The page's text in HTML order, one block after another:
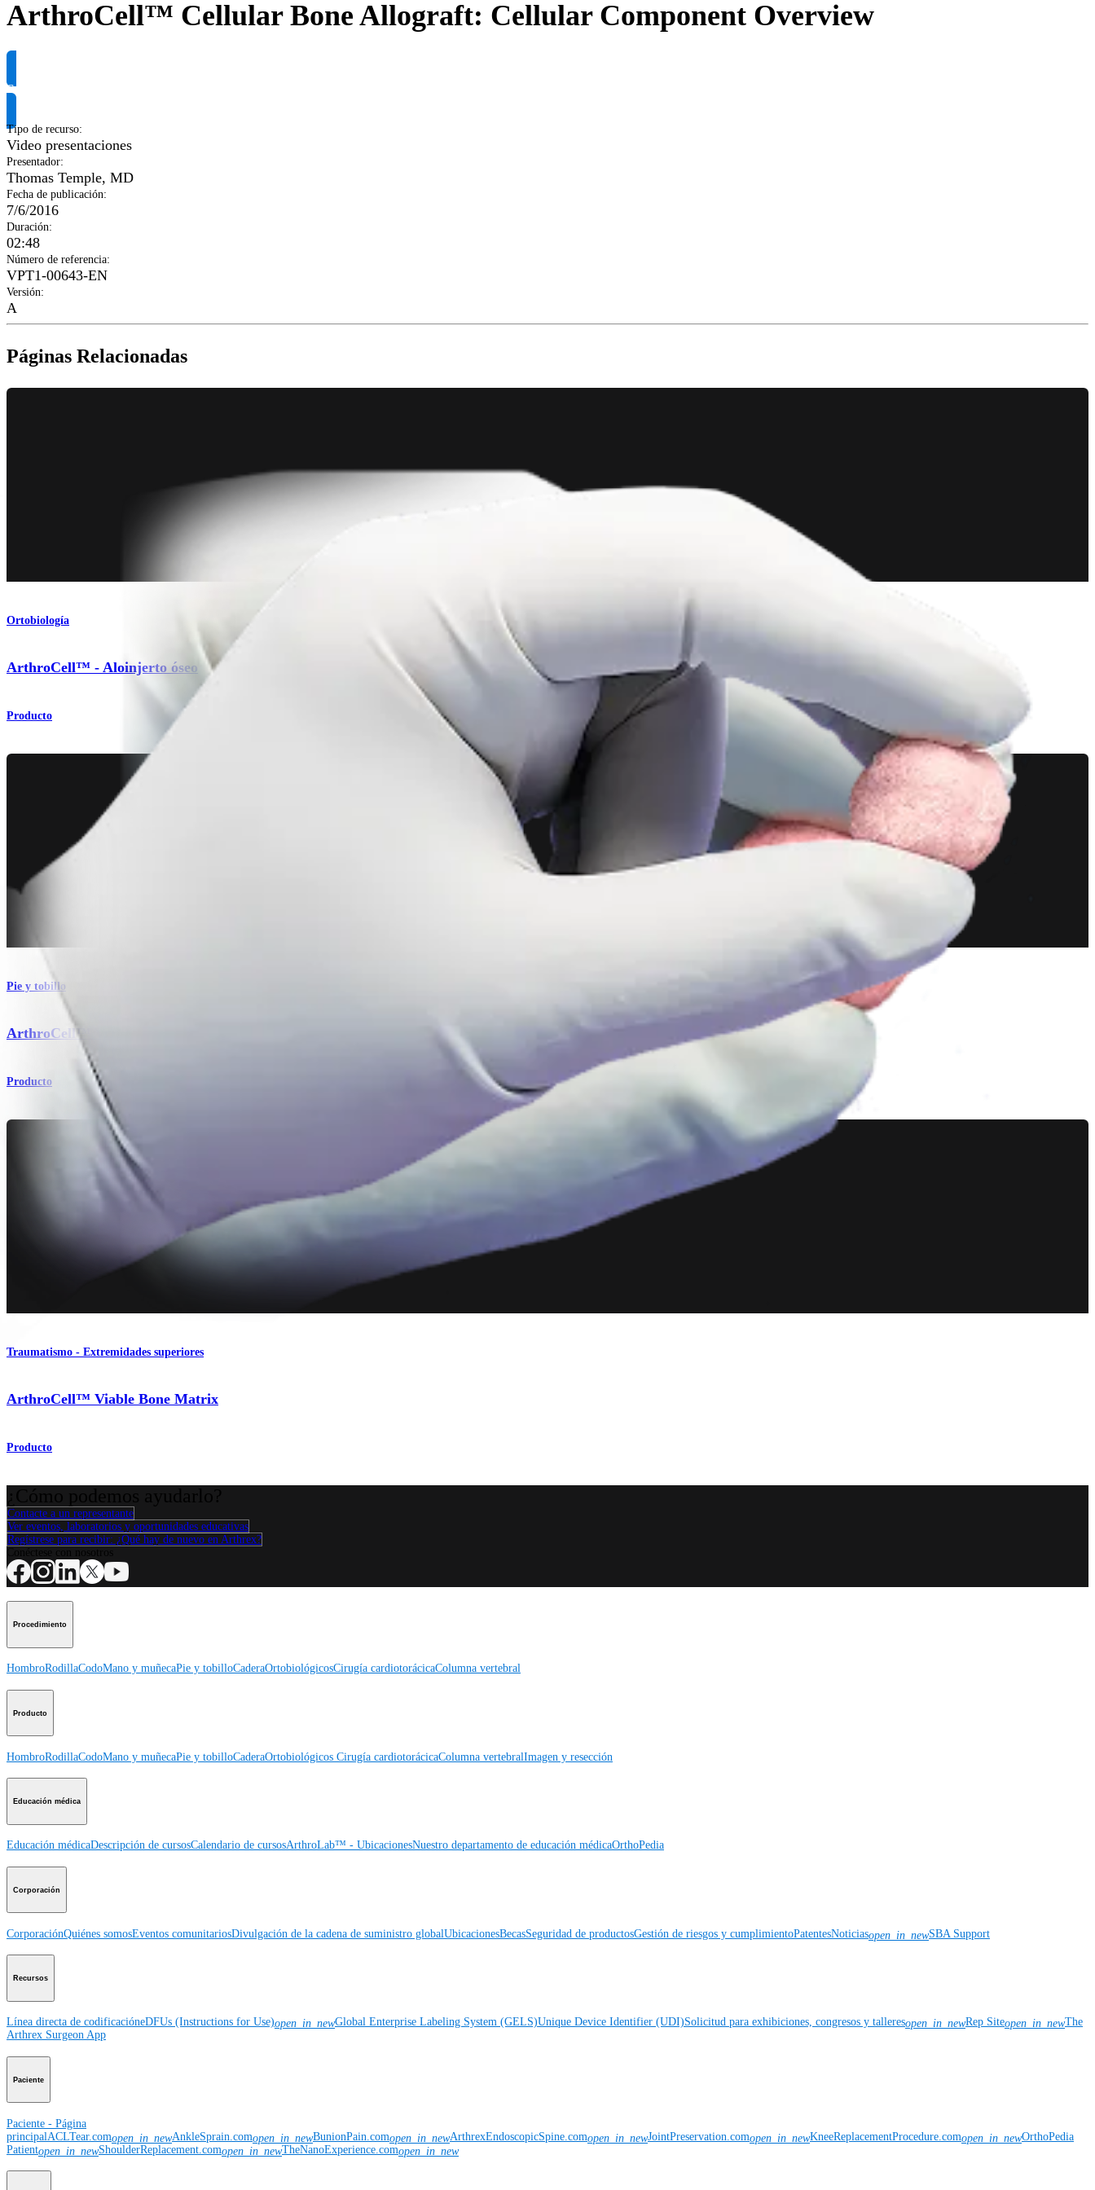
ArthroCell™ Cellular Bone Allograft: Cellular Component Overview
Solicitar información del producto
Tipo de recurso:
Video presentaciones
Presentador:
Thomas Temple, MD
Fecha de publicación:
7/6/2016
Duración:
02:48
Número de referencia:
VPT1-00643-EN
Versión:
A
Páginas Relacionadas
Ortobiología
ArthroCell™ - Aloinjerto óseo
Producto
Pie y tobillo
ArthroCell™ Viable Bone Matrix
Producto
Traumatismo - Extremidades superiores
ArthroCell™ Viable Bone Matrix
Producto
Contacte a un representante
Ver eventos, laboratorios y oportunidades educativas
Regístrese para recibir: ¿Qué hay de nuevo en Arthrex?
Procedimiento
HombroRodillaCodoMano y muñecaPie y tobilloCaderaOrtobiológicosCirugía cardiotorácicaColumna vertebral
Producto
HombroRodillaCodoMano y muñecaPie y tobilloCaderaOrtobiológicos Cirugía cardiotorácicaColumna vertebralImagen y resección
Educación médica
Educación médicaDescripción de cursosCalendario de cursosArthroLab™ - UbicacionesNuestro departamento de educación médicaOrthoPedia
Corporación
CorporaciónQuiénes somosEventos comunitariosDivulgación de la cadena de suministro globalUbicacionesBecasSeguridad de productosGestión de riesgos y cumplimientoPatentesNoticiasopen_in_newSBA Support
Recursos
Línea directa de codificacióneDFUs (Instructions for Use)open_in_newGlobal Enterprise Labeling System (GELS)Unique Device Identifier (UDI)Solicitud para exhibiciones, congresos y talleresopen_in_newRep Siteopen_in_newThe
Arthrex Surgeon App
Paciente
Paciente - Página
principal ACLTear.comopen_in_newAnkleSprain.comopen_in_newBunionPain.comopen_in_newArthrexEndoscopicSpine.comopen_in_newJointPreservation.comopen_in_newKneeReplacementProcedure.comopen_in_newOrthoPedia
Patientopen_in_newShoulderReplacement.comopen_in_newTheNanoExperience.comopen_in_new